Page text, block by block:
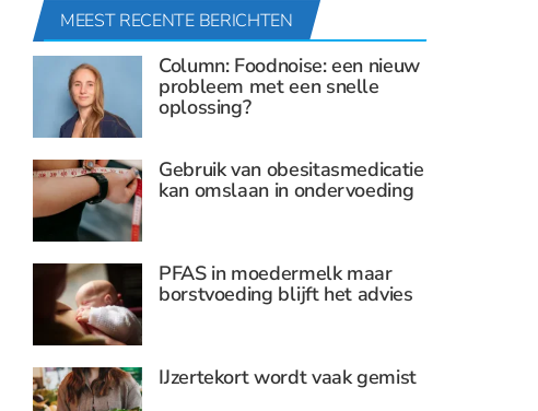
MEEST RECENTE BERICHTEN
Column: Foodnoise: een nieuw
probleem met een snelle
oplossing?
Gebruik van obesitasmedicatie
kan omslaan in ondervoeding
PFAS in moedermelk maar
borstvoeding blijft het advies
IJzertekort wordt vaak gemist